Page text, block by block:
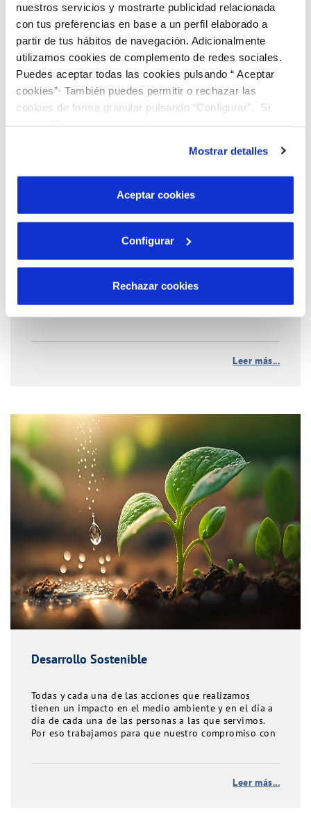
nuestros servicios y mostrarte publicidad relacionada
con tus preferencias en base a un perfil elaborado a
partir de tus hábitos de navegación. Adicionalmente
utilizamos cookies de complemento de redes sociales.
Puedes aceptar todas las cookies pulsando “ Aceptar
cookies”· También puedes permitir o rechazar las
cookies de forma granular pulsando “Configurar”. Si
son indispensables para que el sitio web funcione y que
por tanto no se pueden desactivar. Puedes consultar
más información en nuestraPolítica de Cookies
Mostrar detalles
Aceptar cookies
Configurar
Rechazar cookies
El Clot de Galvany
medioambiente, Aigües d’Elx gestiona el Paraje
Leer más...
Desarrollo Sostenible
Todas y cada una de las acciones que realizamos
tienen un impacto en el medio ambiente y en el día a
día de cada una de las personas a las que servimos.
Por eso trabajamos para que nuestro compromiso con
Leer más...